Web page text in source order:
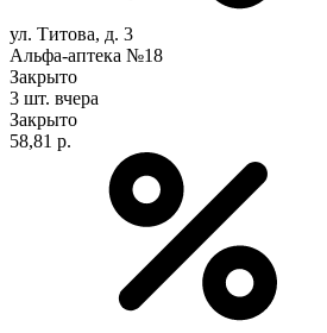
ул. Титова, д. 3
Альфа-аптека №18
Закрыто
3 шт. вчера
Закрыто
58,81 р.